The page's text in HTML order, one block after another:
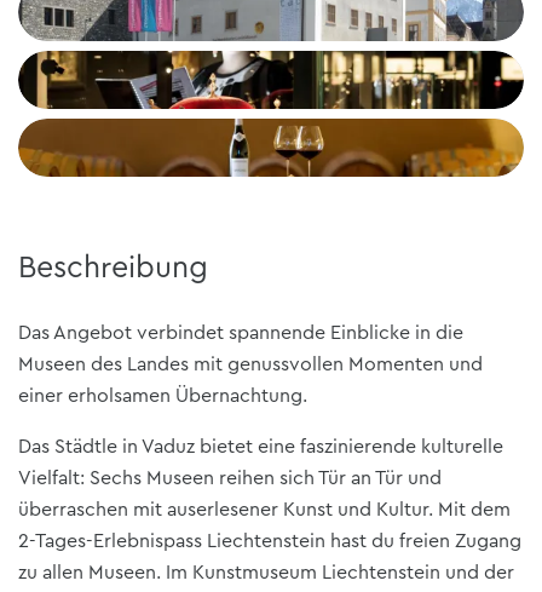
Beschreibung
Das Angebot verbindet spannende Einblicke in die
Museen des Landes mit genussvollen Momenten und
einer erholsamen Übernachtung.
Das Städtle in Vaduz bietet eine faszinierende kulturelle
Vielfalt: Sechs Museen reihen sich Tür an Tür und
überraschen mit auserlesener Kunst und Kultur. Mit dem
2-Tages-Erlebnispass Liechtenstein hast du freien Zugang
zu allen Museen. Im Kunstmuseum Liechtenstein und der